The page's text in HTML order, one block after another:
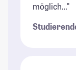
möglich…"